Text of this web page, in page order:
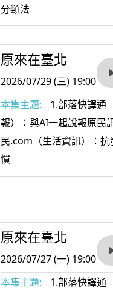
分類法
原來在臺北
2026/07/29 (三) 19:00
本集主題:
1.部落快譯通
報）：與AI一起說報原民訊息 2.
民.com（生活資訊）：抗
慣
原來在臺北
2026/07/27 (一) 19:00
本集主題:
1.部落快譯通